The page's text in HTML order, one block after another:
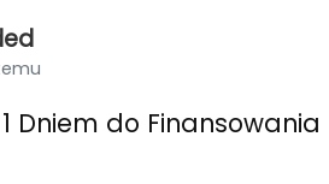
Dniem do Finansowania